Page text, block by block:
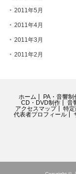
2011年5月
2011年4月
2011年3月
2011年2月
ホーム PA・音響制
CD・DVD制作
音
アクセスマップ
特
代表者プロフィール